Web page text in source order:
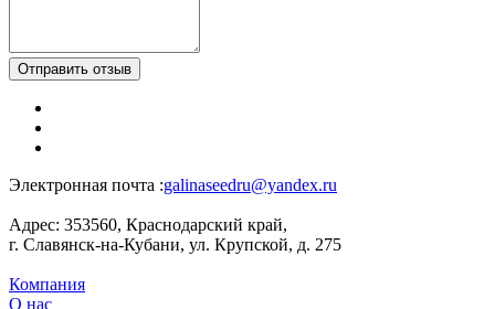
Отправить отзыв
Электронная почта :galinaseedru@yandex.ru
Адрес: 353560, Краснодарский край,
г. Славянск-на-Кубани, ул. Крупской, д. 275
Компания
О нас